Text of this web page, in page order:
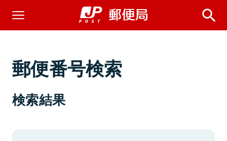
郵便番号検索
検索結果